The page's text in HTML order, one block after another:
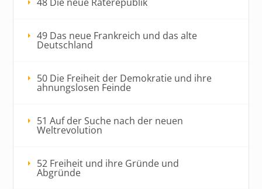
49 Das neue Frankreich und das alte
Deutschland
50 Die Freiheit der Demokratie und ihre
ahnungslosen Feinde
51 Auf der Suche nach der neuen
Weltrevolution
52 Freiheit und ihre Gründe und
Abgründe